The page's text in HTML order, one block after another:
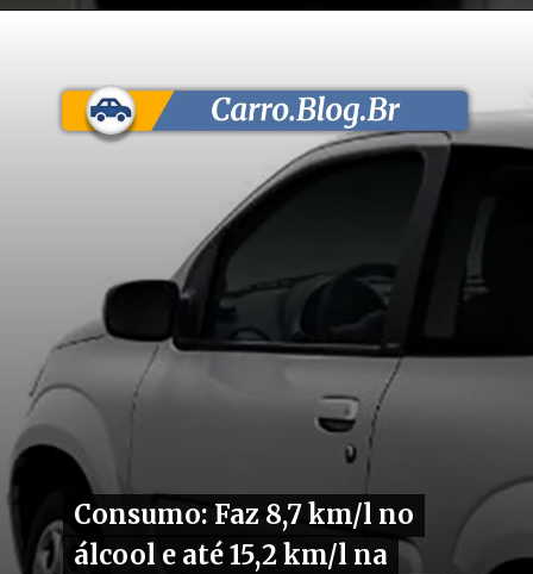
Consumo: Faz 8,7 km/l no
álcool e até 15,2 km/l na
Consumo: Faz 8,7 km/l no
álcool e até 15,2 km/l na